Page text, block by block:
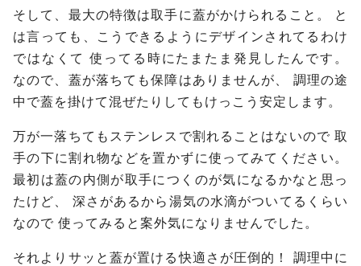
そして、最大の特徴は取手に蓋がかけられること。
と
は言っても、こうできるようにデザインされてるわけ
ではなくて使ってる時にたまたま発見したんです。
なので、蓋が落ちても保障はありませんが、 調理の途
中で蓋を掛けて混ぜたりしてもけっこう安定します。
万が一落ちてもステンレスで割れることはないので 取
手の下に割れ物などを置かずに使ってみてください。
最初は蓋の内側が取手につくのが気になるかなと思っ
たけど、 深さがあるから湯気の水滴がついてるくらい
なので 使ってみると案外気になりませんでした。
それよりサッと蓋が置ける快適さが圧倒的！ 調理中に